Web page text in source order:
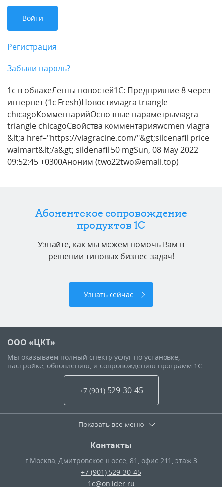
Регистрация
Забыли пароль?
1с в облакеЛенты новостей1С: Предприятие 8 через
интернет (1c Fresh)Новостиviagra triangle
chicagoКомментарийОсновные параметрыviagra
triangle chicagoСвойства комментарияwomen viagra
&lt;a href="https://viagracine.com/"&gt;sildenafil price
walmart&lt;/a&gt; sildenafil 50 mgSun, 08 May 2022
09:52:45 +0300Аноним (two22two@emali.top)
Абонентское сопровождение
продуктов 1C
Узнайте, как мы можем помочь Вам в
решении типовых бизнес-задач!
Узнать сейчас
ООО «ЦКТ»
Мы оказываем полный спектр услуг по установке,
настройке, обновлению, и сопровождению программ 1С.
+7 (901) 529-30-45
Показать все меню
Контакты
г.Москва Дмитровское шоссе, 81, офис 211, этаж 3
+7 (901) 529-30-45
1c@onlider.ru